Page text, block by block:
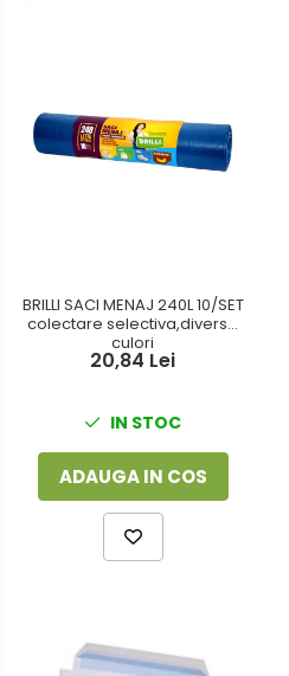
BRILLI SACI MENAJ 240L 10/SET
colectare selectiva,diverse
culori
20,84 Lei
IN STOC
ADAUGA IN COS